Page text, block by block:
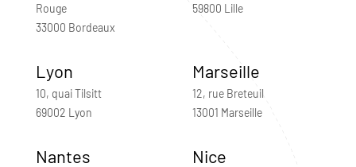
Rouge
33000 Bordeaux
59800 Lille
Lyon
10, quai Tilsitt
69002 Lyon
Marseille
12, rue Breteuil
13001 Marseille
Nantes Nice